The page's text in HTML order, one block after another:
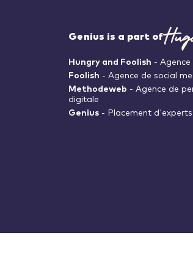
Genius is a part of
Hungry and Foolish - Agence
Foolish - Agence de social
Methodeweb - Agence de
digitale
Genius- Placement d'experts